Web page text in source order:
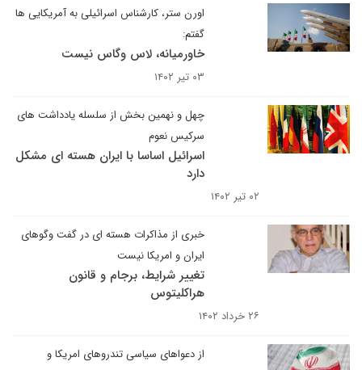
اورن ستر، کارشناس اسرائیلی به آمریکایی ‎ها
گفتم:
خاورمیانه، لاس وگاس نیست
۰۳ تیر ۱۴۰۲
چهل و نهمین بخش از سلسله یادداشت های
سرکیس نعوم
اسرائیل اساسا با ایران هسته ای مشکل
دارد
۰۲ تیر ۱۴۰۲
خبری از مذاکرات هسته ای در گفت وگوهای
ایران و امریکا نیست
تغییر شرایط، برجام و قانون
هراکلیتوس
۲۶ خرداد ۱۴۰۲
از دعواهای سیاسی تندروهای امریکا و